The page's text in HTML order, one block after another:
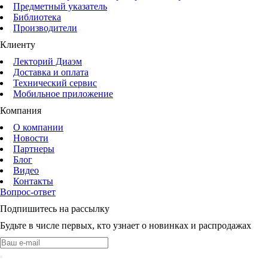
Предметный указатель
Библиотека
Производители
Клиенту
Лекторий Диаэм
Доставка и оплата
Технический сервис
Мобильное приложение
Компания
О компании
Новости
Партнеры
Блог
Видео
Контакты
Вопрос-ответ
Подпишитесь на рассылку
Будьте в числе первых, кто узнает о новинках и распродажах